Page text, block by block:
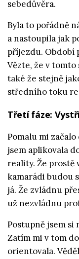
sebedůvěra.
Byla to pořádně
a nastoupila jak
příjezdu. Období
Vězte, že v
také že stejně
středního toku
Třetí fáze:
Pomalu mi
jsem aplikovala
reality. Že prostě
kamarádi budou
já. Že zvládnu
už nezvládnu
Postupně jsem si
Zatím mi v tom
orientovala.